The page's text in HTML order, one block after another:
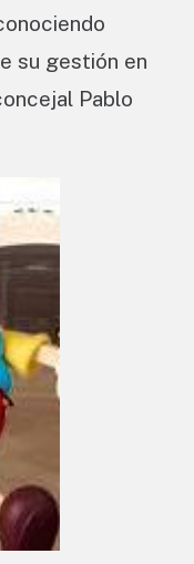
su gestión en
Pablo